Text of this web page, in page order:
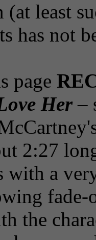
least
has not
page
Her–
2:27
with a
fade-
the